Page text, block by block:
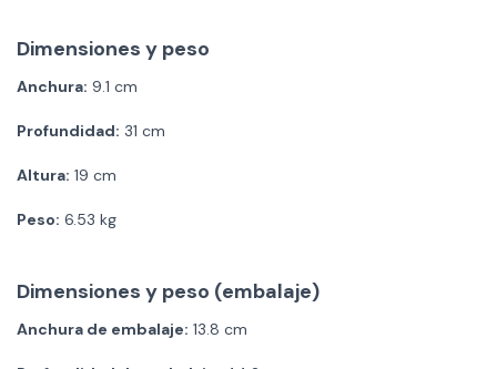
Dimensiones y peso
Anchura: 9.1 cm
Profundidad: 31 cm
Altura: 19 cm
Peso: 6.53 kg
Dimensiones y peso (embalaje)
Anchura de embalaje: 13.8 cm